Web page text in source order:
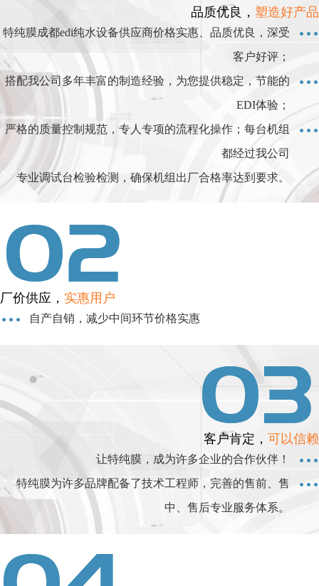
品质优良， 塑造好产品
特纯膜成都edi纯水设备供应商价格实惠、品质优良，深受
客户好评；
搭配我公司多年丰富的制造经验，为您提供稳定，节能的
EDI体验；
严格的质量控制规范，专人专项的流程化操作；每台机组
都经过我公司
专业调试台检验检测，确保机组出厂合格率达到要求。
厂价供应， 实惠用户
自产自销，减少中间环节价格实惠
客户肯定， 可以信赖
让特纯膜，成为许多企业的合作伙伴！
特纯膜为许多品牌配备了技术工程师，完善的售前、售
中、售后专业服务体系。